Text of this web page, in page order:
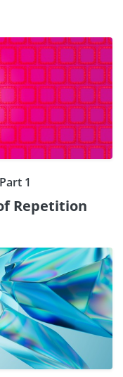
1
Repetition